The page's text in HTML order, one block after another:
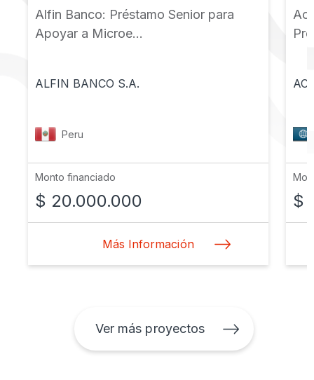
Alfin Banco: Préstamo Senior para
Apoyar a Microe...
ALFIN BANCO S.A.
Peru
Monto financiado
$ 20.000.000
Más Información
$
Ver más proyectos